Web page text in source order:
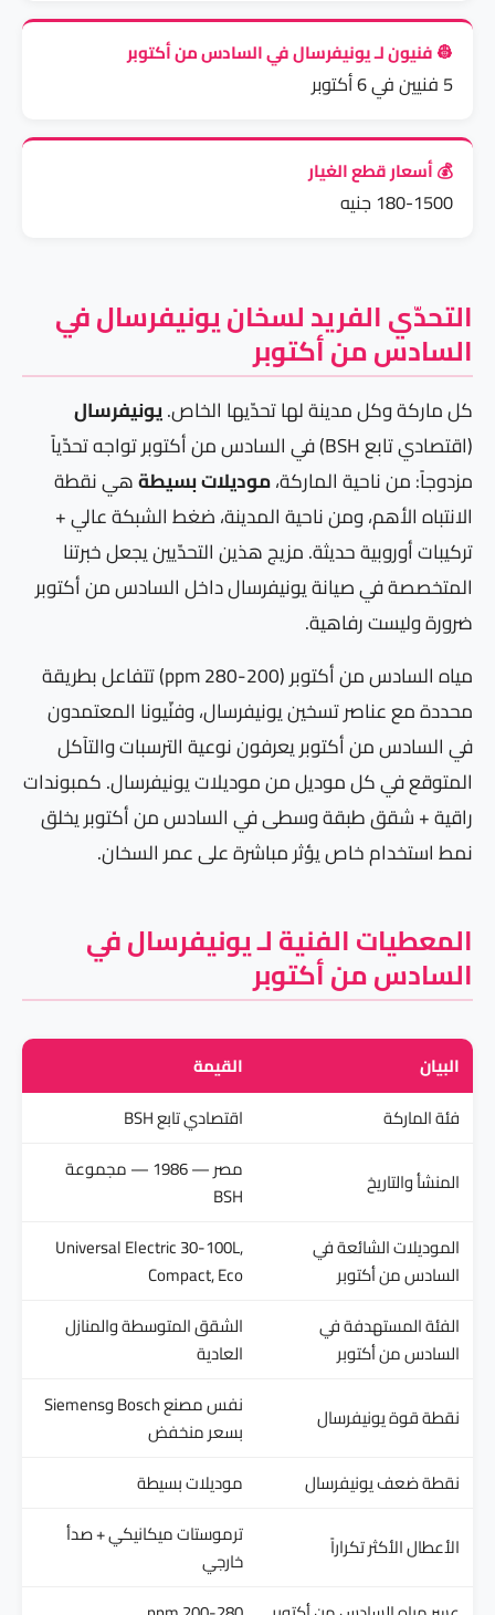
👷 فنيون لـ يونيفرسال في السادس من أكتوبر
5 فنيين في 6 أكتوبر
💰 أسعار قطع الغيار
180-1500 جنيه
التحدّي الفريد لسخان يونيفرسال في
السادس من أكتوبر
كل ماركة وكل مدينة لها تحدّيها الخاص.يونيفرسال
(اقتصادي تابع BSH) في السادس من أكتوبر تواجه تحدّياً
مزدوجاً: من ناحية الماركة،موديلات بسيطةهي نقطة
الانتباه الأهم، ومن ناحية المدينة، ضغط الشبكة عالي +
تركيبات أوروبية حديثة. مزيج هذين التحدّيين يجعل خبرتنا
المتخصصة في صيانة يونيفرسال داخل السادس من أكتوبر
ضرورة وليست رفاهية.
مياه السادس من أكتوبر (200-280 ppm) تتفاعل بطريقة
محددة مع عناصر تسخين يونيفرسال، وفنّيونا المعتمدون
في السادس من أكتوبر يعرفون نوعية الترسبات والتآكل
المتوقع في كل موديل من موديلات يونيفرسال. كمبوندات
راقية + شقق طبقة وسطى في السادس من أكتوبر يخلق
نمط استخدام خاص يؤثر مباشرة على عمر السخان.
المعطيات الفنية لـ يونيفرسال في
السادس من أكتوبر
البيان
القيمة
فئة الماركة
اقتصادي تابع BSH
المنشأ والتاريخ
مصر — 1986 — مجموعة
BSH
الموديلات الشائعة في
السادس من أكتوبر
Universal Electric 30-100L,
Compact, Eco
الفئة المستهدفة في
السادس من أكتوبر
الشقق المتوسطة والمنازل
العادية
نقطة قوة يونيفرسال
نفس مصنع Bosch وSiemens
بسعر منخفض
نقطة ضعف يونيفرسال
موديلات بسيطة
الأعطال الأكثر تكراراً
ترموستات ميكانيكي + صدأ
خارجي